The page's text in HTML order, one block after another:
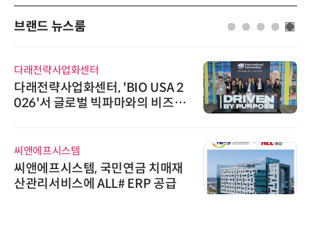
브랜드 뉴스룸
다래전략사업화센터
다래전략사업화센터, 'BIO USA 2
026'서 글로벌 빅파마와의 비즈니
씨앤에프시스템
씨앤에프시스템, 국민연금 치매재
산관리서비스에 ALL# ERP 공급